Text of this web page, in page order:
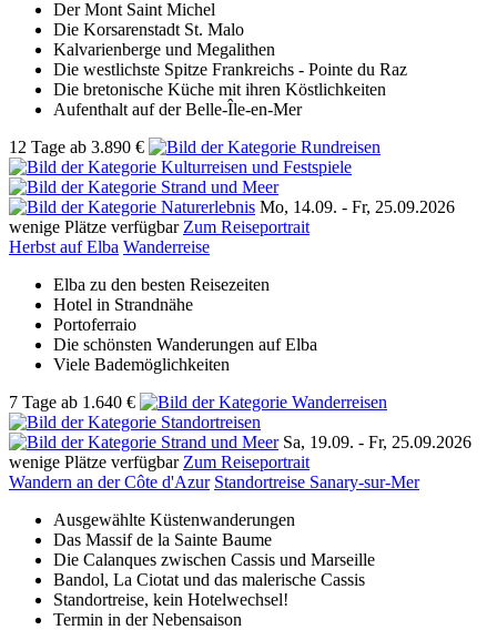
Der Mont Saint Michel
Die Korsarenstadt St. Malo
Kalvarienberge und Megalithen
Die westlichste Spitze Frankreichs - Pointe du Raz
Die bretonische Küche mit ihren Köstlichkeiten
Aufenthalt auf der Belle-Île-en-Mer
12 Tage ab 3.890 €
Mo, 14.09. - Fr, 25.09.2026
wenige Plätze verfügbar Zum Reiseportrait
Herbst auf Elba Wanderreise
Elba zu den besten Reisezeiten
Hotel in Strandnähe
Portoferraio
Die schönsten Wanderungen auf Elba
Viele Bademöglichkeiten
7 Tage ab 1.640 €
Sa, 19.09. - Fr, 25.09.2026
wenige Plätze verfügbar Zum Reiseportrait
Wandern an der Côte d'Azur Standortreise Sanary-sur-Mer
Ausgewählte Küstenwanderungen
Das Massif de la Sainte Baume
Die Calanques zwischen Cassis und Marseille
Bandol, La Ciotat und das malerische Cassis
Standortreise, kein Hotelwechsel!
Termin in der Nebensaison